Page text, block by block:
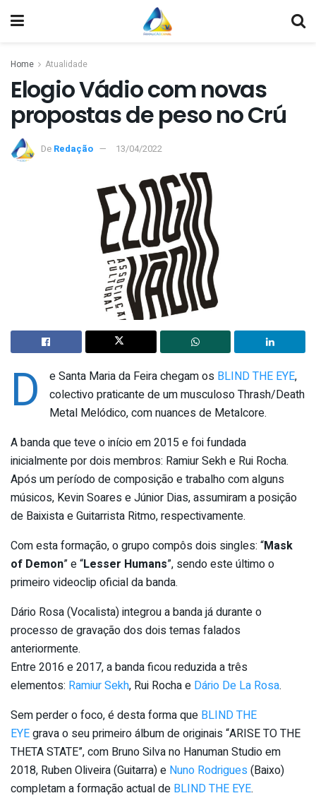
Home Atualidade
Elogio Vádio com novas
propostas de peso no Crú
De Redação 13/04/2022
D e Santa Maria da Feira chegam os BLIND THE EYE,
colectivo praticante de um musculoso Thrash/Death
Metal Melódico, com nuances de Metalcore.
A banda que teve o início em 2015 e foi fundada
inicialmente por dois membros: Ramiur Sekh e Rui Rocha.
Após um período de composição e trabalho com alguns
músicos, Kevin Soares e Júnior Dias, assumiram a posição
de Baixista e Guitarrista Ritmo, respectivamente.
Com esta formação, o grupo compôs dois singles: “Mask
of Demon” e “Lesser Humans”, sendo este último o
primeiro videoclip oficial da banda.
Dário Rosa (Vocalista) integrou a banda já durante o
processo de gravação dos dois temas falados
anteriormente.
Entre 2016 e 2017, a banda ficou reduzida a três
elementos: Ramiur Sekh, Rui Rocha e Dário De La Rosa.
Sem perder o foco, é desta forma que BLIND THE
EYEgrava o seu primeiro álbum de originais “ARISE TO THE
THETA STATE”, com Bruno Silva no Hanuman Studio em
2018, Ruben Oliveira (Guitarra) e Nuno Rodrigues (Baixo)
completam a formação actual de BLIND THE EYE.